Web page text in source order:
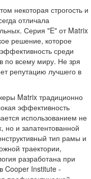
некоторая строгость и
отличала
Серия "E" от Matrix
решение, которое
среди
по всему миру. Не зря
репутацию лучшего в
Matrix традиционно
эффективность
использованием не
но и запатентованной
тип рамы и
траектории,
разработана при
Cooper Institute -